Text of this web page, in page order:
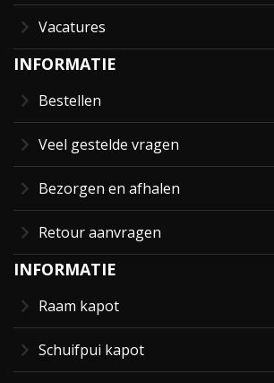
Vacatures
INFORMATIE
Bestellen
Veel gestelde vragen
Bezorgen en afhalen
Retour aanvragen
INFORMATIE
Raam kapot
Schuifpui kapot